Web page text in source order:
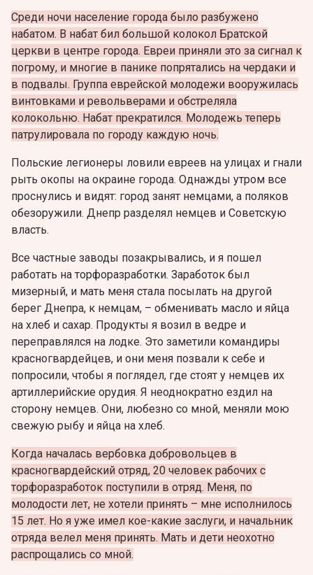
Среди ночи население города было разбужено
набатом. В набат бил большой колокол Братской
церкви в центре города. Евреи приняли это за сигнал к
погрому, и многие в панике попрятались на чердаки и
в подвалы. Группа еврейской молодежи вооружилась
винтовками и револьверами и обстреляла
колокольню. Набат прекратился. Молодежь теперь
патрулировала по городу каждую ночь.
Польские легионеры ловили евреев на улицах и гнали
рыть окопы на окраине города. Однажды утром все
проснулись и видят: город занят немцами, а поляков
обезоружили. Днепр разделял немцев и Советскую
власть.
Все частные заводы позакрывались, и я пошел
работать на торфоразработки. Заработок был
мизерный, и мать меня стала посылать на другой
берег Днепра, к немцам, – обменивать масло и яйца
на хлеб и сахар. Продукты я возил в ведре и
переправлялся на лодке. Это заметили командиры
красногвардейцев, и они меня позвали к себе и
попросили, чтобы я поглядел, где стоят у немцев их
артиллерийские орудия. Я неоднократно ездил на
сторону немцев. Они, любезно со мной, меняли мою
свежую рыбу и яйца на хлеб.
Когда началась вербовка добровольцев в
красногвардейский отряд, 20 человек рабочих с
торфоразработок поступили в отряд. Меня, по
молодости лет, не хотели принять – мне исполнилось
15 лет. Но я уже имел кое-какие заслуги, и начальник
отряда велел меня принять. Мать и дети неохотно
распрощались со мной.